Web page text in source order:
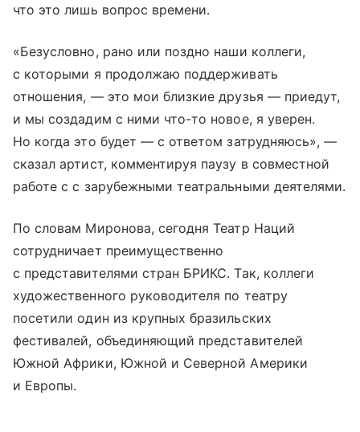
что это лишь вопрос времени.
«Безусловно, рано или поздно наши коллеги,
с которыми я продолжаю поддерживать
отношения, — это мои близкие друзья — приедут,
и мы создадим с ними что-то новое, я уверен.
Но когда это будет — с ответом затрудняюсь», —
сказал артист, комментируя паузу в совместной
работе с с зарубежными театральными деятелями.
По словам Миронова, сегодня Театр Наций
сотрудничает преимущественно
с представителями стран БРИКС. Так, коллеги
художественного руководителя по театру
посетили один из крупных бразильских
фестивалей, объединяющий представителей
Южной Африки, Южной и Северной Америки
и Европы.